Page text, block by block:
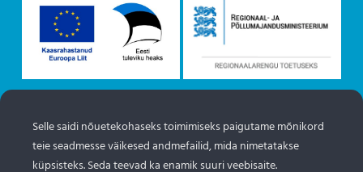
Objektide info pärineb Eesti turismiportaalist
www.puhkaeestis.ee
Selle saidi nõuetekohaseks toimimiseks paigutame mõnikord
teie seadmesse väikesed andmefailid, mida nimetatakse
küpsisteks. Seda teevad ka enamik suuri veebisaite.